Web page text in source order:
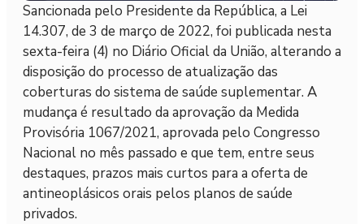
Sancionada pelo Presidente da República, a Lei
14.307, de 3 de março de 2022, foi publicada nesta
sexta-feira (4) no Diário Oficial da União, alterando a
disposição do processo de atualização das
coberturas do sistema de saúde suplementar. A
mudança é resultado da aprovação da Medida
Provisória 1067/2021, aprovada pelo Congresso
Nacional no mês passado e que tem, entre seus
destaques, prazos mais curtos para a oferta de
antineoplásicos orais pelos planos de saúde
privados.